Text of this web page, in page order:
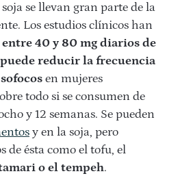
se llevan gran parte de la
Los estudios clínicos han
entre 40 y 80 mg diarios de
puede reducir la frecuencia
en mujeres
todo si se consumen de
y 12 semanas. Se pueden
y en la soja, pero
de ésta como el tofu, el
o el tempeh.